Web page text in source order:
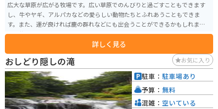
広大な草原が広がる牧場です。広い草原でのんびりと過ごすこともできます
し、牛やヤギ、アルパカなどの愛らしい動物たちとふれあうこともできま
す。また、運が良ければ鹿の群れなどにも出会うことができるかもしれませ
ん。牧場では、絶品のソフトクリームも販売されており、濃厚でミルキーな
詳しく見る
おしどり隠しの滝 お気に入り
駐車： 駐車場あり
予算： 無料
混雑： 空いている